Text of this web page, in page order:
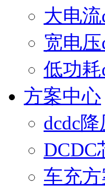
大电
宽电
低功
方案中心
dcdc
DCDC
车充